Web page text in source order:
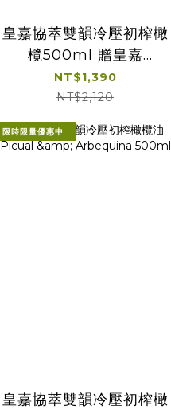
皇嘉協萃雙韻冷壓初榨橄
欖500ml 贈皇嘉
100ml*1+25ml*1
NT$1,390
NT$2,120
限時限量優惠中
皇嘉協萃雙韻冷壓初榨橄